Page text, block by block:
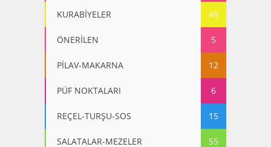
KURABİYELER 49
ÖNERİLEN 5
PİLAV-MAKARNA 12
PÜF NOKTALARI 6
REÇEL-TURŞU-SOS 15
SALATALAR-MEZELER 55